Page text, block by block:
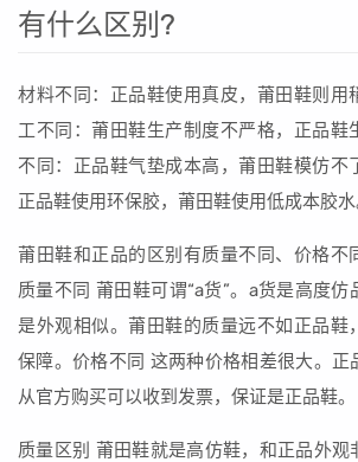
有什么区别?
材料不同：正品鞋使用真皮，莆田鞋则用
工不同：莆田鞋生产制度不严格，正品鞋
不同：正品鞋气垫成本高，莆田鞋模仿不
正品鞋使用环保胶，莆田鞋使用低成本胶水
莆田鞋和正品的区别有质量不同、价格不
质量不同 莆田鞋可谓“a货”。a货是高度仿
是外观相似。莆田鞋的质量远不如正品鞋
保障。价格不同 这两种价格相差很大。正
从官方购买可以收到发票，保证是正品鞋。
质量区别 莆田鞋就是高仿鞋，和正品外观